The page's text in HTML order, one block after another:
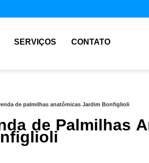
SERVIÇOS CONTATO
de palmilhas anatômicas Jardim Bonfiglioli
de Palmilhas